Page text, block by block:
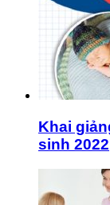
Khai
sinh 2022